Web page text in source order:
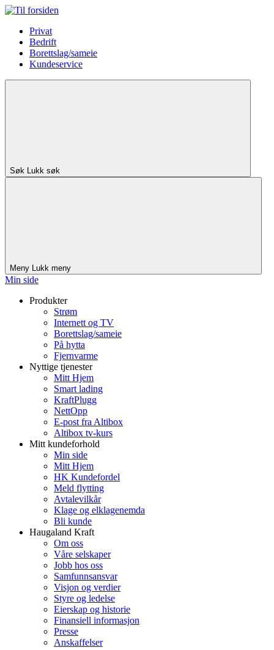
Privat
Bedrift
Borettslag/sameie
Kundeservice
Søk Lukk søk
Meny Lukk meny
Min side
Produkter
Strøm
Internett og TV
Borettslag/sameie
På hytta
Fjernvarme
Nyttige tjenester
Mitt Hjem
Smart lading
KraftPlugg
NettOpp
E-post fra Altibox
Altibox tv-kurs
Mitt kundeforhold
Min side
Mitt Hjem
HK Kundefordel
Meld flytting
Avtalevilkår
Klage og elklagenemda
Bli kunde
Haugaland Kraft
Om oss
Våre selskaper
Jobb hos oss
Samfunnsansvar
Visjon og verdier
Styre og ledelse
Eierskap og historie
Finansiell informasjon
Presse
Anskaffelser